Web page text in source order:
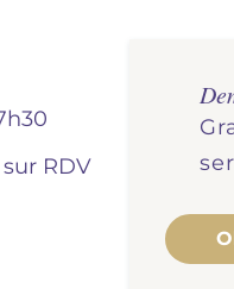
RDV